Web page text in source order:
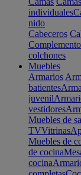
individuales
nido
Cabeceros
colchones
Muebles
Armarios
batientes
juvenil
vestidores
Muebles de
TVVitrinas
Muebles de
de cocina
cocina